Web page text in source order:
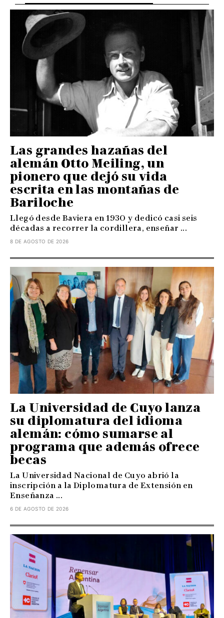
Las grandes hazañas del
alemán Otto Meiling, un
pionero que dejó su vida
escrita en las montañas de
Bariloche
Llegó desde Baviera en 1930 y dedicó casi seis
décadas a recorrer la cordillera, enseñar ...
8 DE AGOSTO DE 2026
La Universidad de Cuyo lanza
su diplomatura del idioma
alemán: cómo sumarse al
programa que además ofrece
becas
La Universidad Nacional de Cuyo abrió la
inscripción a la Diplomatura de Extensión en
Enseñanza ...
6 DE AGOSTO DE 2026